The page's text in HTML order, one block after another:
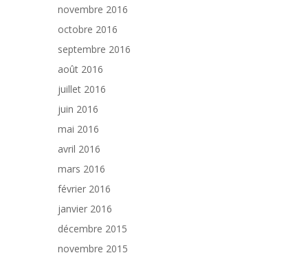
novembre 2016
octobre 2016
septembre 2016
août 2016
juillet 2016
juin 2016
mai 2016
avril 2016
mars 2016
février 2016
janvier 2016
décembre 2015
novembre 2015